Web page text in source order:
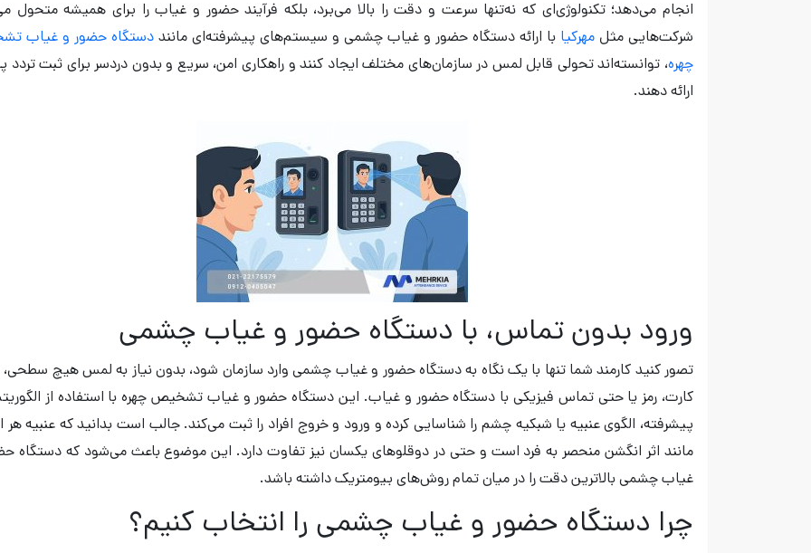
انجام می‌دهد؛ تکنولوژی‌ای که نه‌تنها سرعت و دقت را بالا می‌برد، بلکه فرآیند حضور و غیاب را برای همیشه متحول
شرکت‌هایی مثل مهرکیا با ارائه دستگاه حضور و غیاب چشمی و سیستم‌های پیشرفته‌ای مانند دستگاه حضور و غیاب
چهره، توانسته‌اند تحولی قابل لمس در سازمان‌های مختلف ایجاد کنند و راهکاری امن، سریع و بدون دردسر برای ثبت تردد
ارائه دهند.
ورود بدون تماس، با دستگاه حضور و غیاب چشمی
تصور کنید کارمند شما تنها با یک نگاه به دستگاه حضور و غیاب چشمی وارد سازمان شود، بدون نیاز به لمس هیچ
کارت، رمز یا حتی تماس فیزیکی با دستگاه حضور و غیاب. این دستگاه حضور و غیاب تشخیص چهره با استفاده از
پیشرفته، الگوی عنبیه یا شبکیه چشم را شناسایی کرده و ورود و خروج افراد را ثبت می‌کند. جالب است بدانید که عنبیه هر
مانند اثر انگشن منحصر به فرد است و حتی در دوقلوهای یکسان نیز تفاوت دارد. این موضوع باعث می‌شود که دستگاه
غیاب چشمی بالاترین دقت را در میان تمام روش‌های بیومتریک داشته باشد.
چرا دستگاه حضور و غیاب چشمی را انتخاب کنیم؟